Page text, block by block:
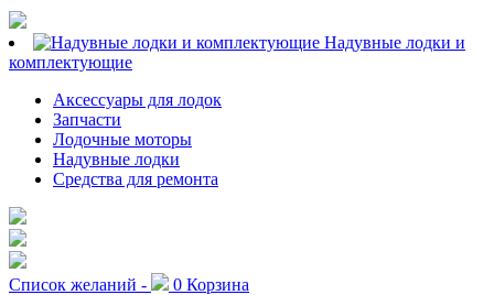
Надувные лодки и
комплектующие
Аксессуары для лодок
Запчасти
Лодочные моторы
Надувные лодки
Средства для ремонта
Список желаний - 0 Корзина